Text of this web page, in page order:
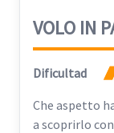
VOLO IN
Dificultad
Che aspetto
a scoprirlo